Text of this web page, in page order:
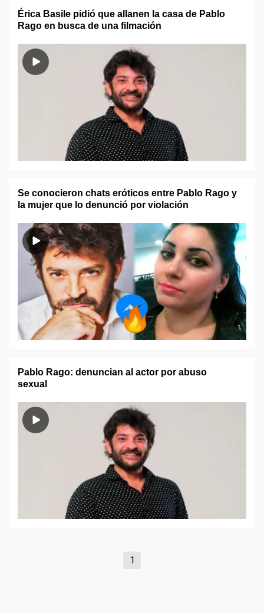
Érica Basile pidió que allanen la casa de Pablo
Rago en busca de una filmación
Se conocieron chats eróticos entre Pablo Rago y
la mujer que lo denunció por violación
Pablo Rago: denuncian al actor por abuso
sexual
1